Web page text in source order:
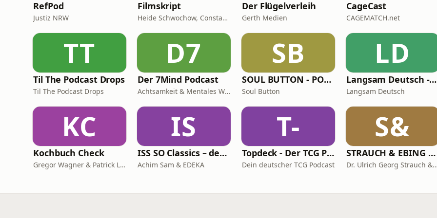
RefPod
Justiz NRW
Filmskript
Heide Schwochow, Constantin Lieb
Der Flügelverleih
Gerth Medien
CageCast
CAGEMATCH.net
TT
Til The Podcast Drops
Til The Podcast Drops
D7
Der 7Mind Podcast
Achtsamkeit & Mentales Wohlbefinden
SB
SOUL BUTTON - PODCAST
Soul Button
LD
Langsam Deutsch - Deutsch lernen
Langsam Deutsch
KC
Kochbuch Check
Gregor Wagner & Patrick Linke
IS
ISS SO Classics – der Ernährungspodcast mit Achim Sam (Wiederholungen)
Achim Sam & EDEKA
T-
Topdeck - Der TCG Podcast
Dein deutscher TCG Podcast
S&
STRAUCH & EBING ungeskriptet
Dr. Ulrich Georg Strauch & Prof. Dr. Jens Ebing